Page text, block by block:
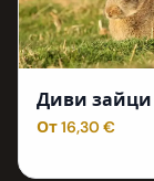
Диви зайци
От 16,30 €